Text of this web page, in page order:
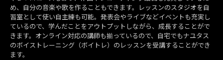
め、自分の音楽や歌を作ることもできます。レッスンのスタジオを自
習室として使い自主練も可能。発表会やライブなどイベントも充実し
ているので、学んだことをアウトプットしながら、成長することがで
きます。オンライン対応の講師も揃っているので、自宅でもナユタス
のボイストレーニング（ボイトレ）のレッスンを受講することができ
ます。